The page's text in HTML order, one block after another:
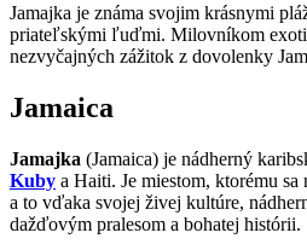
Jamajka je známa svojim krásnymi
priateľskými ľuďmi. Milovníkom
nezvyčajných zážitok z dovolenky
Jamaica
Jamajka (Jamaica) je nádherný
Kuby a Haiti. Je miestom, ktorému
a to vďaka svojej živej kultúre,
dažďovým pralesom a bohatej histórii.